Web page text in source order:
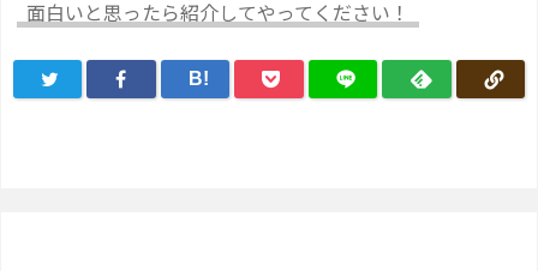
面白いと思ったら紹介してやってください！
B!